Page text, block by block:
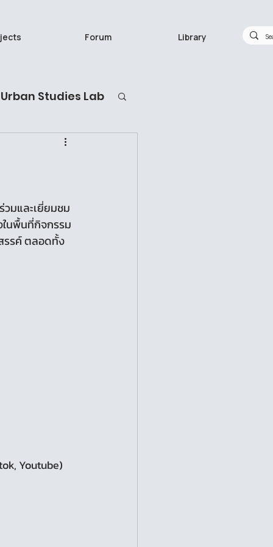
Forum Library
Urban Studies Lab
วมและเยี่ยมชม
ในพื้นที่กิจกรรม
รรค์ ตลอดทั้ง
Youtube)